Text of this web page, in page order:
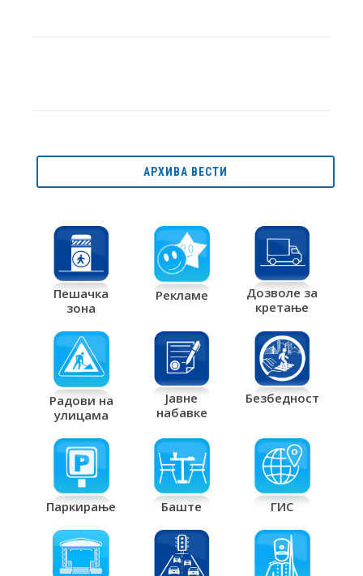
АРХИВА ВЕСТИ
Пешачка
зона
Рекламе
Дозволе за
кретање
Радови на
улицама
Јавне
набавке
Безбедност
Паркирање Баште ГИС